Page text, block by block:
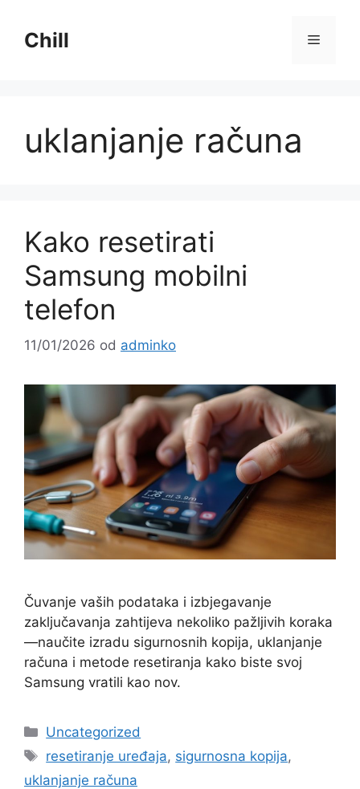
sadržajChill
uklanjanje računa
Kako resetirati
Samsung mobilni
telefon
11/01/2026 od adminko
Čuvanje vaših podataka i izbjegavanje
zaključavanja zahtijeva nekoliko pažljivih koraka
—naučite izradu sigurnosnih kopija, uklanjanje
računa i metode resetiranja kako biste svoj
Samsung vratili kao nov.
Kategorije
Uncategorized
Oznake
resetiranje uređaja, sigurnosna kopija,
uklanjanje računa